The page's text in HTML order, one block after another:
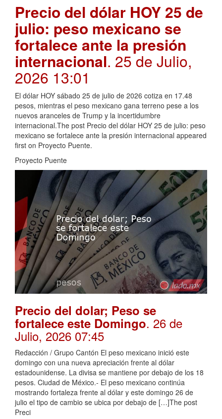
Precio del dólar HOY 25 de
julio: peso mexicano se
fortalece ante la presión
internacional. 25 de Julio,
2026 13:01
El dólar HOY sábado 25 de julio de 2026 cotiza en 17.48
pesos, mientras el peso mexicano gana terreno pese a los
nuevos aranceles de Trump y la incertidumbre
internacional.The post Precio del dólar HOY 25 de julio: peso
mexicano se fortalece ante la presión internacional appeared
first on Proyecto Puente.
Proyecto Puente
Precio del dolar; Peso se
fortalece este Domingo. 26 de
Julio, 2026 07:45
Redacción / Grupo Cantón El peso mexicano inició este
domingo con una nueva apreciación frente al dólar
estadounidense. La divisa se mantiene por debajo de los 18
pesos. Ciudad de México.- El peso mexicano continúa
mostrando fortaleza frente al dólar y este domingo 26 de
julio el tipo de cambio se ubica por debajo de […]The post
Preci